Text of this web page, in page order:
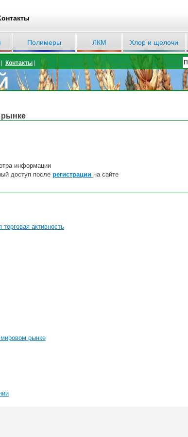
Полимеры ЛКМ Хлор и щелочи
Контакты
рынке
информации
доступ после регистрации на сайте
активность
рынке